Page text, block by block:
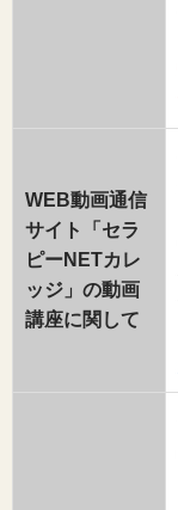
WEB動画通信
サイト「セラ
ピーNETカレ
ッジ」の動画
講座に関して